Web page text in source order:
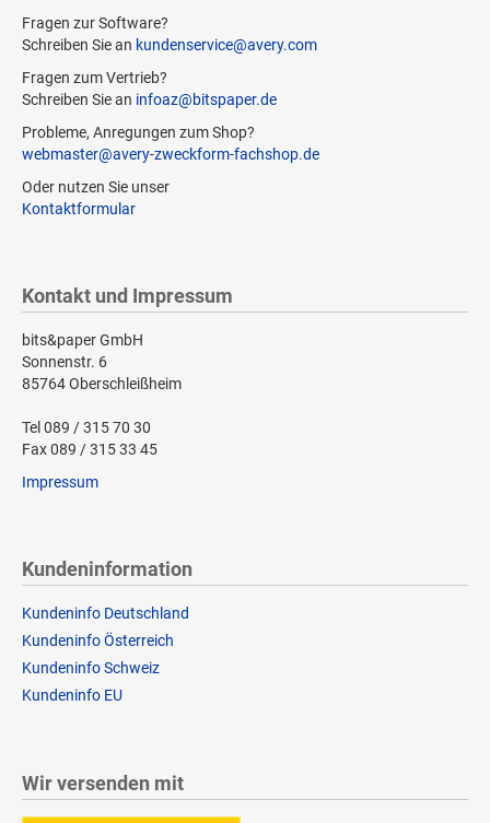
Fragen zur Software?
Schreiben Sie an kundenservice@avery.com
Fragen zum Vertrieb?
Schreiben Sie an infoaz@bitspaper.de
Probleme, Anregungen zum Shop?
webmaster@avery-zweckform-fachshop.de
Oder nutzen Sie unser
Kontaktformular
Kontakt und Impressum
bits&paper GmbH
Sonnenstr. 6
85764 Oberschleißheim
Tel 089 / 315 70 30
Fax 089 / 315 33 45
Impressum
Kundeninformation
Kundeninfo Deutschland
Kundeninfo Österreich
Kundeninfo Schweiz
Kundeninfo EU
Wir versenden mit